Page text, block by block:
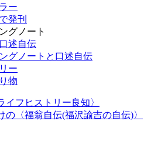
ー
発刊
グノート
述自伝
グノートと口述自伝
ー
物
イフヒストリー良知〉
の〈福翁自伝(福沢諭吉の自伝)〉